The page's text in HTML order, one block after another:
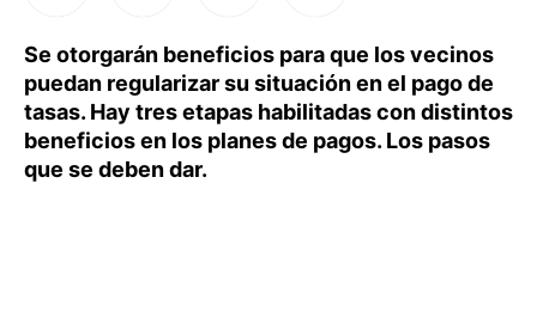
Se otorgarán beneficios para que los vecinos
puedan regularizar su situación en el pago de
tasas. Hay tres etapas habilitadas con distintos
beneficios en los planes de pagos. Los pasos
que se deben dar.